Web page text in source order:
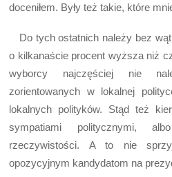
doceniłem. Były też takie, które
Do tych ostatnich należy bez
o kilkanaście procent wyższa niż
wyborcy najczęściej nie
zorientowanych w lokalnej
lokalnych polityków. Stąd też
sympatiami politycznymi,
rzeczywistości. A to nie
opozycyjnym kandydatom na